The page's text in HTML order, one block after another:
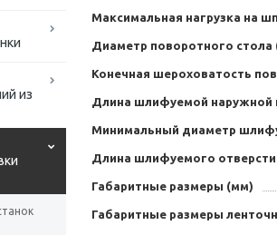
из
Максимальная нагрузка на
Диаметр поворотного стола
Конечная шероховатость
Длина шлифуемой наружной
Минимальный диаметр
Длина шлифуемого
Габаритные размеры (мм)
Габаритные размеры